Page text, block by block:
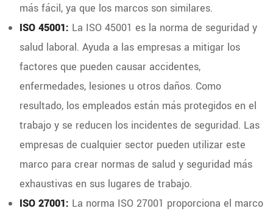
más fácil, ya que los marcos son similares.
ISO 45001: La ISO 45001 es la norma de seguridad y
salud laboral. Ayuda a las empresas a mitigar los
factores que pueden causar accidentes,
enfermedades, lesiones u otros daños. Como
resultado, los empleados están más protegidos en el
trabajo y se reducen los incidentes de seguridad. Las
empresas de cualquier sector pueden utilizar este
marco para crear normas de salud y seguridad más
exhaustivas en sus lugares de trabajo.
ISO 27001: La norma ISO 27001 proporciona el marco